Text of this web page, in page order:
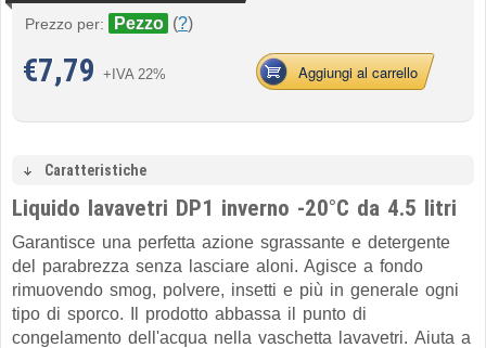
Prezzo per: Pezzo (?)
€7,79 +IVA 22% Aggiungi al carrello
Caratteristiche
Liquido lavavetri DP1 inverno -20°C da 4.5 litri
Garantisce una perfetta azione sgrassante e detergente
del parabrezza senza lasciare aloni. Agisce a fondo
rimuovendo smog, polvere, insetti e più in generale ogni
tipo di sporco. Il prodotto abbassa il punto di
congelamento dell'acqua nella vaschetta lavavetri. Aiuta a